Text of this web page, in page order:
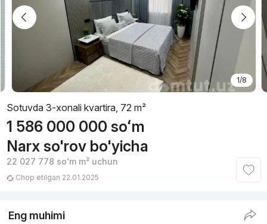
1/8
Sotuvda 3-xonali kvartira, 72 m²
1 586 000 000 soʻm
Narx so'rov bo'yicha
22 027 778 soʻmm² uchun
Chop etilgan 22.01.2025
Eng muhimi